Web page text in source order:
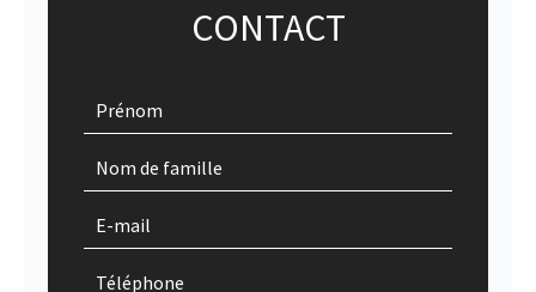
CONTACT